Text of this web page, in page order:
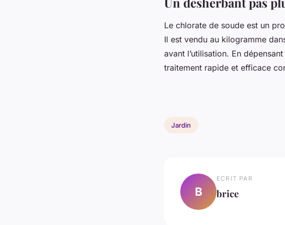
Le chlorate de soude est un
Il est vendu au kilogramme
avant l’utilisation. En
traitement rapide et efficace
Jardin
B
ECRIT PAR
brice